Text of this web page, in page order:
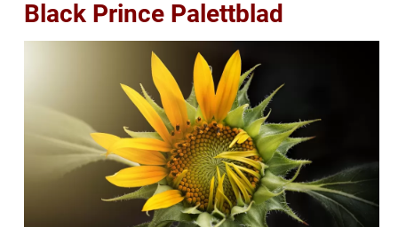
Black Prince Palettblad